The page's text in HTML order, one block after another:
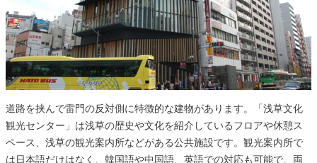
道路を挟んで雷門の反対側に特徴的な建物があります。「浅草文化
観光センター」は浅草の歴史や文化を紹介しているフロアや休憩ス
ペース、浅草の観光案内所などがある公共施設です。観光案内所で
は日本語だけはなく、韓国語や中国語、英語での対応も可能で、両